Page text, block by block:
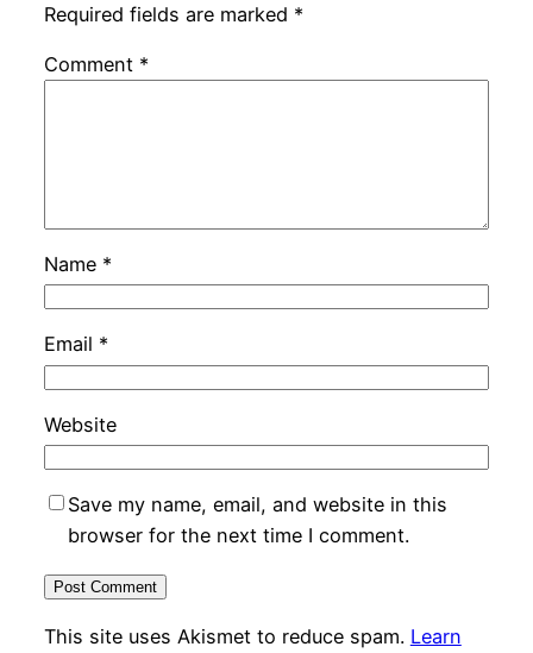
Required fields are marked *
Comment *
Name *
Email *
Website
Save my name, email, and website in this
browser for the next time I comment.
This site uses Akismet to reduce spam. Learn